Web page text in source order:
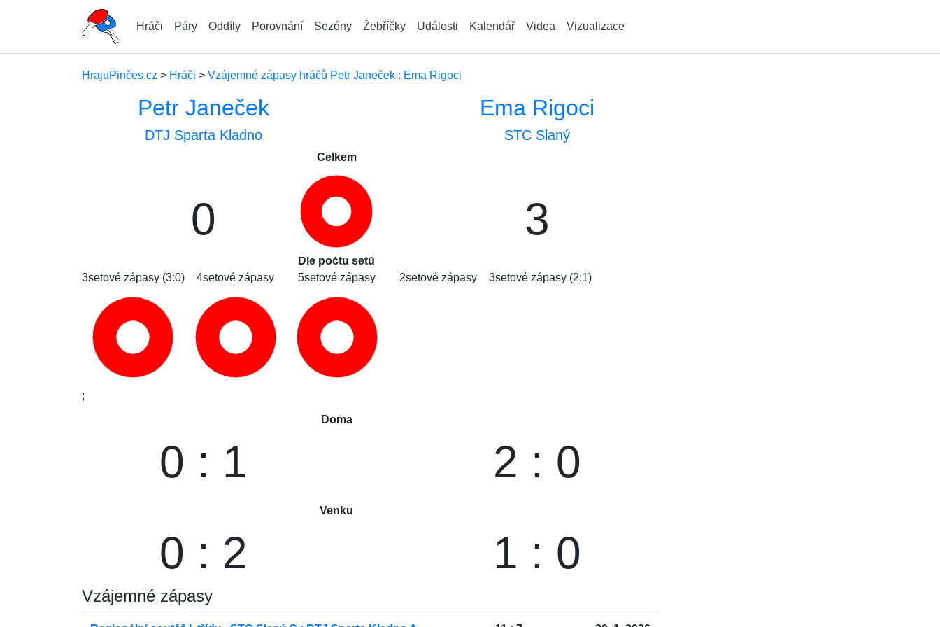
Hráči Páry Oddíly Porovnání Sezóny Žebříčky Události Kalendář Videa Vizualizace
HrajuPinčes.cz > Hráči > Vzájemné zápasy hráčů Petr Janeček : Ema Rigoci
Petr Janeček
DTJ Sparta Kladno
Ema Rigoci
STC Slaný
Celkem
0 3
Dle počtu setů
3setové zápasy (3:0)
4setové zápasy 5setové zápasy 2setové zápasy 3setové zápasy (2:1)
;
Doma
0 : 1 2 : 0
Venku
0 : 2 1 : 0
Vzájemné zápasy